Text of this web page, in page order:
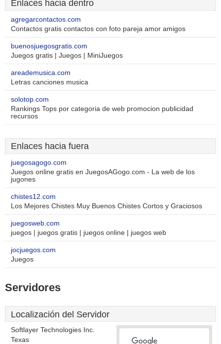
Enlaces hacia dentro
agregarcontactos.com
Contactos gratis contactos con foto pareja amor amigos
buenosjuegosgratis.com
Juegos gratis | Juegos | MiniJuegos
areademusica.com
Letras canciones musica
solotop.com
Rankings Tops por categoria de web promocion publicidad
recursos
Enlaces hacia fuera
juegosagogo.com
Juegos online gratis en JuegosAGogo.com - La web de los
jugones
chistes12.com
Los Mejores Chistes Muy Buenos Chistes Cortos y Graciosos
juegosweb.com
juegos | juegos gratis | juegos online | juegos web
jocjuegos.com
Juegos
Servidores
Localización del Servidor
Softlayer Technologies Inc.
Texas